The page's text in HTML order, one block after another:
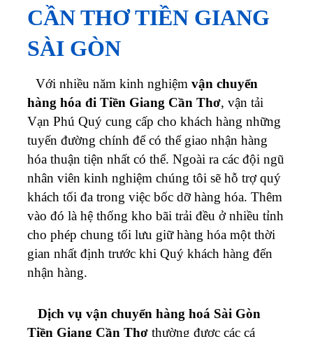
CẦN THƠ TIỀN GIANG
SÀI GÒN
Với nhiều năm kinh nghiệm vận chuyển
hàng hóa đi Tiền Giang Cần Thơ, vận tải
Vạn Phú Quý cung cấp cho khách hàng những
tuyến đường chính để có thể giao nhận hàng
hóa thuận tiện nhất có thể. Ngoài ra các đội ngũ
nhân viên kinh nghiệm chúng tôi sẽ hỗ trợ quý
khách tối đa trong việc bốc dỡ hàng hóa. Thêm
vào đó là hệ thống kho bãi trải đều ở nhiều tỉnh
cho phép chung tối lưu giữ hàng hóa một thời
gian nhất định trước khi Quý khách hàng đến
nhận hàng.
Dịch vụ vận chuyển hàng hoá Sài Gòn
Tiền Giang Cần Thơ thường được các cá